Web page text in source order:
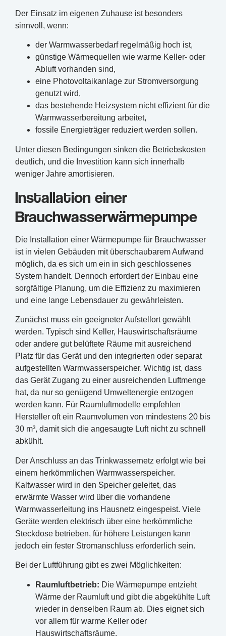
Der Einsatz im eigenen Zuhause ist besonders
sinnvoll, wenn:
der Warmwasserbedarf regelmäßig hoch ist,
günstige Wärmequellen wie warme Keller- oder
Abluft vorhanden sind,
eine Photovoltaikanlage zur Stromversorgung
genutzt wird,
das bestehende Heizsystem nicht effizient für die
Warmwasserbereitung arbeitet,
fossile Energieträger reduziert werden sollen.
Unter diesen Bedingungen sinken die Betriebskosten
deutlich, und die Investition kann sich innerhalb
weniger Jahre amortisieren.
Installation einer
Brauchwasserwärmepumpe
Die Installation einer Wärmepumpe für Brauchwasser
ist in vielen Gebäuden mit überschaubarem Aufwand
möglich, da es sich um ein in sich geschlossenes
System handelt. Dennoch erfordert der Einbau eine
sorgfältige Planung, um die Effizienz zu maximieren
und eine lange Lebensdauer zu gewährleisten.
Zunächst muss ein geeigneter Aufstellort gewählt
werden. Typisch sind Keller, Hauswirtschaftsräume
oder andere gut belüftete Räume mit ausreichend
Platz für das Gerät und den integrierten oder separat
aufgestellten Warmwasserspeicher. Wichtig ist, dass
das Gerät Zugang zu einer ausreichenden Luftmenge
hat, da nur so genügend Umweltenergie entzogen
werden kann. Für Raumluftmodelle empfehlen
Hersteller oft ein Raumvolumen von mindestens 20 bis
30 m³, damit sich die angesaugte Luft nicht zu schnell
abkühlt.
Der Anschluss an das Trinkwassernetz erfolgt wie bei
einem herkömmlichen Warmwasserspeicher.
Kaltwasser wird in den Speicher geleitet, das
erwärmte Wasser wird über die vorhandene
Warmwasserleitung ins Hausnetz eingespeist. Viele
Geräte werden elektrisch über eine herkömmliche
Steckdose betrieben, für höhere Leistungen kann
jedoch ein fester Stromanschluss erforderlich sein.
Bei der Luftführung gibt es zwei Möglichkeiten:
Raumluftbetrieb: Die Wärmepumpe entzieht
Wärme der Raumluft und gibt die abgekühlte Luft
wieder in denselben Raum ab. Dies eignet sich
vor allem für warme Keller oder
Hauswirtschaftsräume.